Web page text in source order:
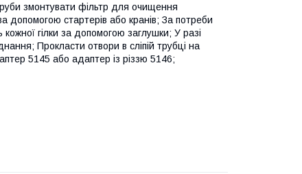
змонтувати фільтр для очищення
допомогою стартерів або кранів; За потреби
гілки за допомогою заглушки; У разі
Прокласти отвори в сліпій трубці на
5145 або адаптер із різзю 5146;